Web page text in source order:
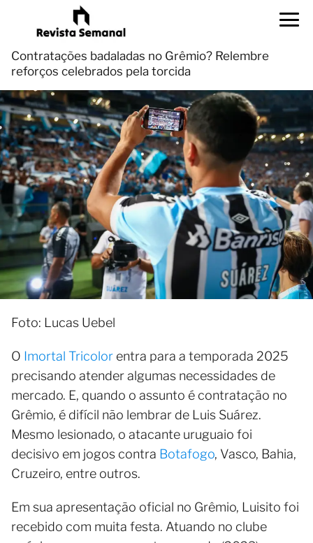
Contratações badaladas no Grêmio? Relembre
reforços celebrados pela torcida
Foto: Lucas Uebel
O Imortal Tricolor entra para a temporada 2025
precisando atender algumas necessidades de
mercado. E, quando o assunto é contratação no
Grêmio, é difícil não lembrar de Luis Suárez.
Mesmo lesionado, o atacante uruguaio foi
decisivo em jogos contra Botafogo, Vasco, Bahia,
Cruzeiro, entre outros.
Em sua apresentação oficial no Grêmio, Luisito foi
recebido com muita festa. Atuando no clube